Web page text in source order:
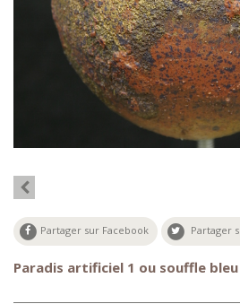
Partager sur Facebook Partager
Paradis artificiel 1 ou souffle bleu